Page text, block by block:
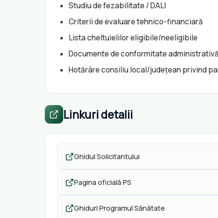
Studiu de fezabilitate / DALI
Criterii de evaluare tehnico-financiară
Lista cheltuielilor eligibile/neeligibile
Documente de conformitate administrativă
Hotărâre consiliu local/județean privind
Linkuri detalii
Ghidul Solicitantului
Pagina oficială PS
Ghiduri Programul Sănătate